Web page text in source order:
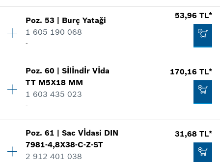
53,96 TL*
Fiyatlara KDV dahildir.
Şekli göster
53,96 TL*
Miktar 1
Fiyat grubu:16
Nerede kullanıldı.
Şekli göster
139,39 TL*
Fiyatlara KDV dahildir.
Poz.53 | Burç Yataği
1 605 190 068
-
53,96 TL*
Miktar 1
Fiyat grubu:11
Yedek parça bilgisi
Şekli göster
Poz.60 |Sİlİndİr Vİda
TT M5X18 MM
1 603 435 023
-
170,16 TL*
Miktar 3
Fiyat grubu:17
Yedek parça bilgisi
Poz.61 |Sac Vİdasi DIN
7981-4,8X38-C-Z-ST
2 912 401 038
31,68 TL*